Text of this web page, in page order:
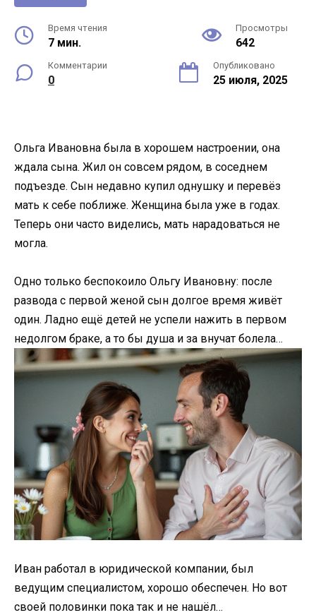
Время чтения
7 мин.
Просмотры
642
Комментарии
0
Опубликовано
25 июля, 2025
Ольга Ивановна была в хорошем настроении, она
ждала сына. Жил он совсем рядом, в соседнем
подъезде. Сын недавно купил однушку и перевёз
мать к себе поближе. Женщина была уже в годах.
Теперь они часто виделись, мать нарадоваться не
могла.
Одно только беспокоило Ольгу Ивановну: после
развода с первой женой сын долгое время живёт
один. Ладно ещё детей не успели нажить в первом
недолгом браке, а то бы душа и за внучат болела…
Иван работал в юридической компании, был
ведущим специалистом, хорошо обеспечен. Но вот
своей половинки пока так и не нашёл…